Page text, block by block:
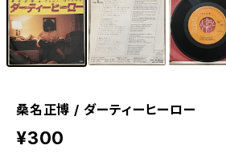
桑名正博 / ダーティーヒーロー
¥300